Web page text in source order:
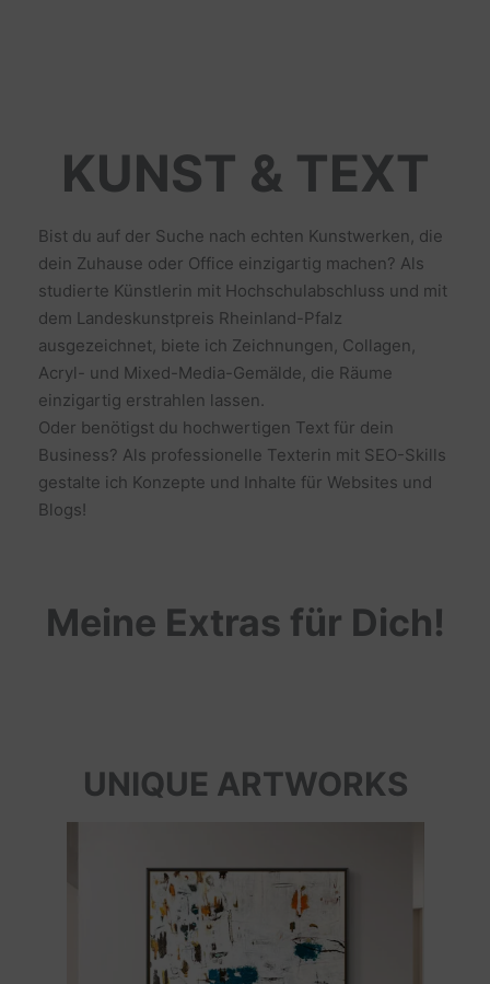
KUNST & TEXT
Bist du auf der Suche nach echten Kunstwerken, die
dein Zuhause oder Office einzigartig machen? Als
studierte Künstlerin mit Hochschulabschluss und mit
dem Landeskunstpreis Rheinland-Pfalz
ausgezeichnet, biete ich Zeichnungen, Collagen,
Acryl- und Mixed-Media-Gemälde, die Räume
einzigartig erstrahlen lassen.
Oder benötigst du hochwertigen Text für dein
Business? Als professionelle Texterin mit SEO-Skills
gestalte ich Konzepte und Inhalte für Websites und
Blogs!
Meine Extras für Dich!
UNIQUE ARTWORKS